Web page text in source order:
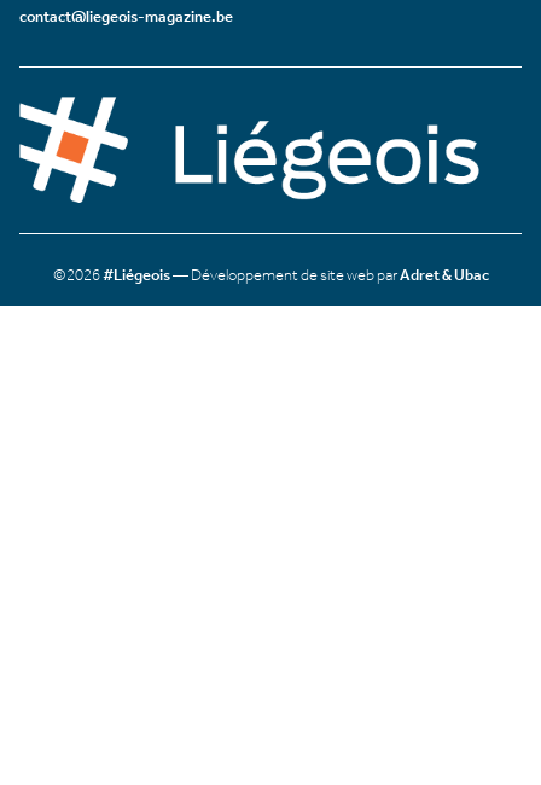
contact@liegeois-magazine.be
©2026#Liégeois— Développement de site web parAdret & Ubac